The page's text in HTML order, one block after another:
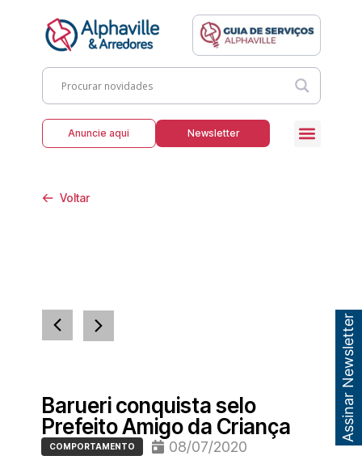
Anuncie aqui Newsletter
Voltar
Barueri conquista selo
Prefeito Amigo da Criança
COMPORTAMENTO 08/07/2020
Assinar Newsletter